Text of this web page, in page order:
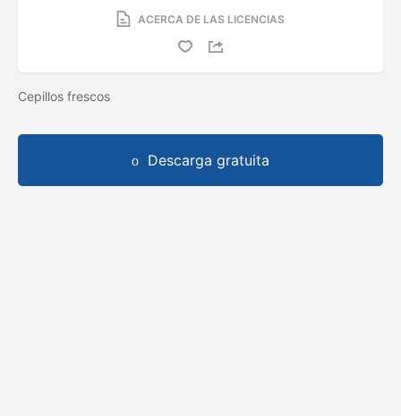
ACERCA DE LAS LICENCIAS
Cepillos frescos
Descarga gratuita